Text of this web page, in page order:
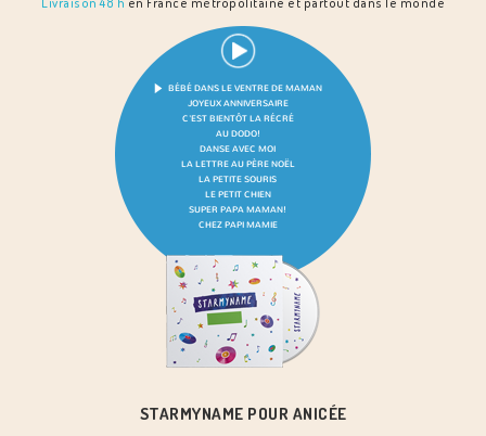
STARMYNAME POUR ANICÉE